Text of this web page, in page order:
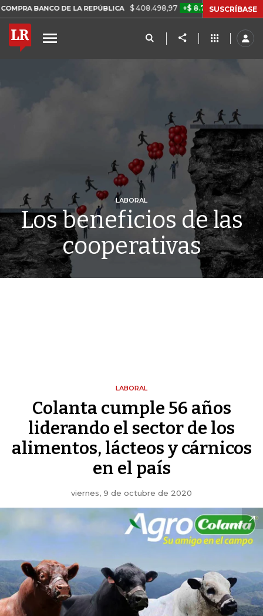
DE LA REPÚBLICA $ 408.498,97 +$ 8.753,81 +2,19% TASA
SUSCRÍBASE
LABORAL
Los beneficios de las
cooperativas
LABORAL
Colanta cumple 56 años
liderando el sector de los
alimentos, lácteos y cárnicos
en el país
viernes, 9 de octubre de 2020